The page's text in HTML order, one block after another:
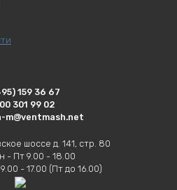
159 36 67
301 99 02
m@ventmash.net
шоссе д. 141, стр. 80
- Пт 9.00 - 18.00
- 17.00 (Пт до 16.00)